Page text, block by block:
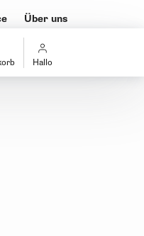
Hallo
Über uns